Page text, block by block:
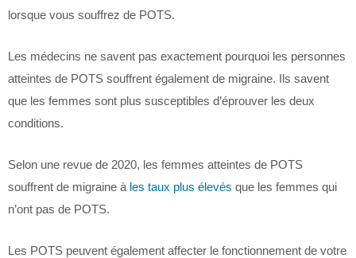
lorsque vous souffrez de POTS.
Les médecins ne savent pas exactement pourquoi les personnes
atteintes de POTS souffrent également de migraine. Ils savent
que les femmes sont plus susceptibles d’éprouver les deux
conditions.
Selon une revue de 2020, les femmes atteintes de POTS
souffrent de migraine à les taux plus élevés que les femmes qui
n’ont pas de POTS.
Les POTS peuvent également affecter le fonctionnement de votre